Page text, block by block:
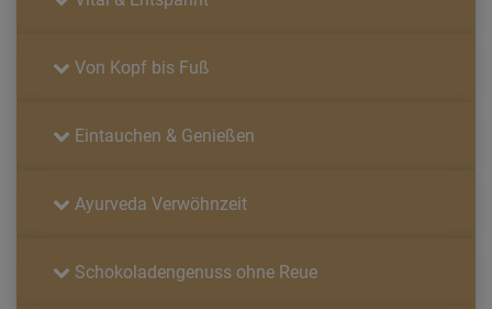
Von Kopf bis Fuß
Eintauchen & Genießen
Ayurveda Verwöhnzeit
Schokoladengenuss ohne Reue